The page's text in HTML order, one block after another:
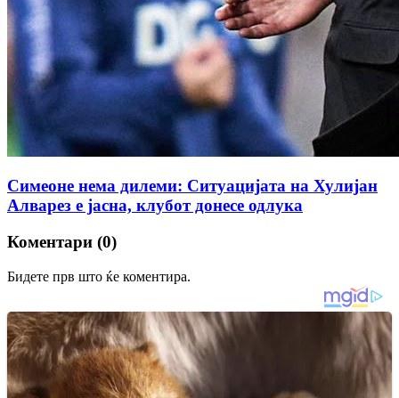
Симеоне нема дилеми: Ситуацијата на Хулијан
Алварез е јасна, клубот донесе одлука
Коментари (0)
Бидете прв што ќе коментира.